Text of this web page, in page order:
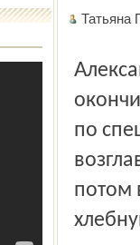
Александр Николаевич – уроженец Тверской области,
по
потом